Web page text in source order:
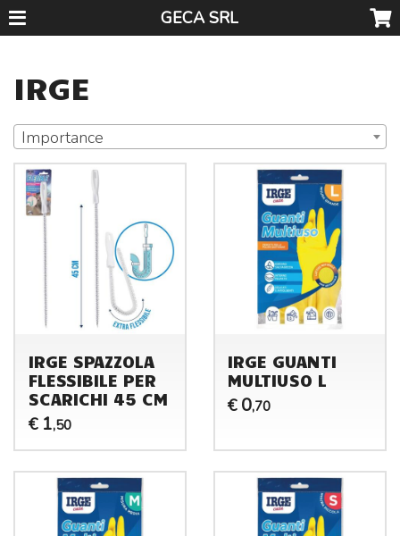
GECA SRL
IRGE
Importance
IRGE SPAZZOLA
FLESSIBILE PER
SCARICHI 45 CM
€ 1,50
IRGE GUANTI
MULTIUSO L
€ 0,70